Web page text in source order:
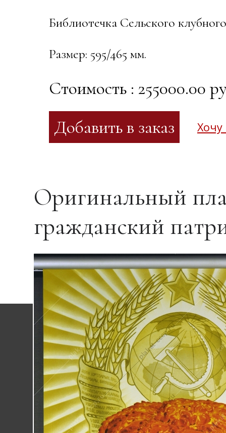
Библиотечка Сельского
Размер: 595/465 мм.
Стоимость : 255000.00
Хочу
Оригинальный
гражданский